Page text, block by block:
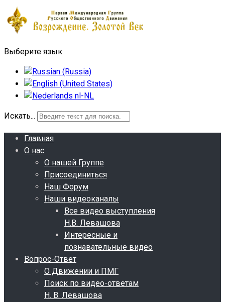
Выберите язык
Искать...
Главная
О нас
О нашей Группе
Присоединиться
Наш Форум
Наши видеоканалы
Все видео выступления
Н.В. Левашова
Интересные и
познавательные видео
Вопрос-Ответ
О Движении и ПМГ
Поиск по видео-ответам
Н. В. Левашова